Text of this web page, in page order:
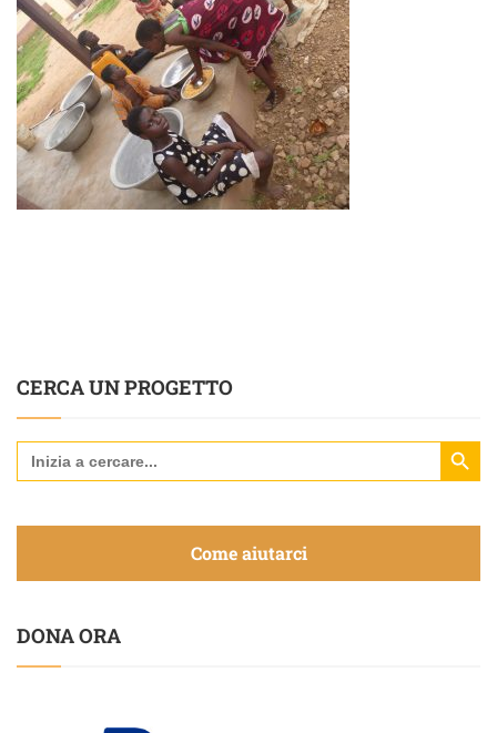
CERCA UN PROGETTO
Search
for:
Search
Come aiutarci
DONA ORA